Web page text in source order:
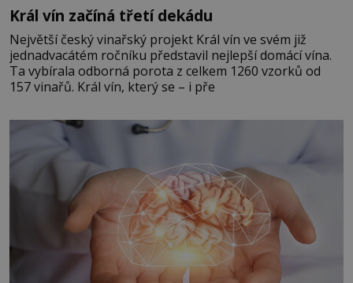
Král vín začíná třetí dekádu
Největší český vinařský projekt Král vín ve svém již
jednadvacátém ročníku představil nejlepší domácí vína.
Ta vybírala odborná porota z celkem 1260 vzorků od
157 vinařů. Král vín, který se – i pře